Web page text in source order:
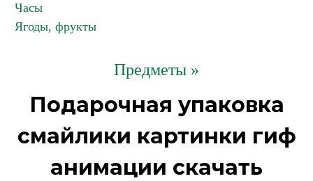
Часы
Ягоды, фрукты
Предметы »
Подарочная упаковка
смайлики картинки гиф
анимации скачать